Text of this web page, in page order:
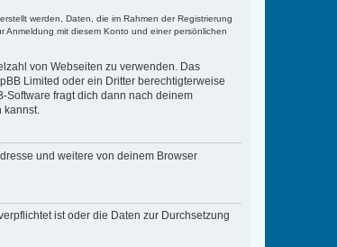
werden, Daten, die im Rahmen der Registrierung
mit diesem Konto und einer persönlichen
von Webseiten zu verwenden. Das
Limited oder ein Dritter berechtigterweise
Software fragt dich dann nach deinem
kannst.
und weitere von deinem Browser
ist oder die Daten zur Durchsetzung